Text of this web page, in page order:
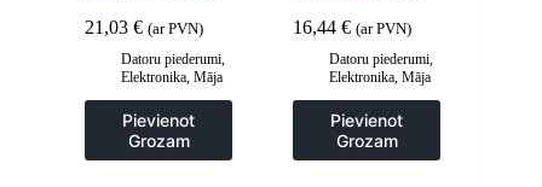
iebūvētu oranžu
punktu pelēku
akumulatoru
21,03 € (ar PVN)
Datoru piederumi,
Elektronika, Māja
Pievienot
Grozam
16,44€ (ar PVN)
Datoru piederumi,
Elektronika,Māja
Pievienot
Grozam